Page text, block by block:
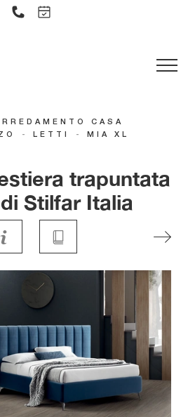
CASA
- LETTI - MIA XL
trapuntata
Stilfar Italia